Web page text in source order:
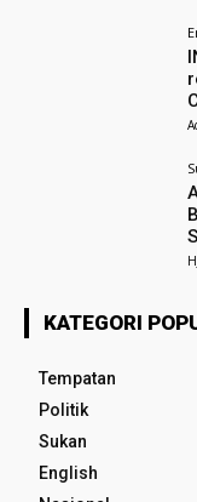
KATEGORI
Tempatan
Politik
Sukan
English